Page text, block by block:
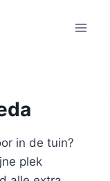
in de tuin?
plek